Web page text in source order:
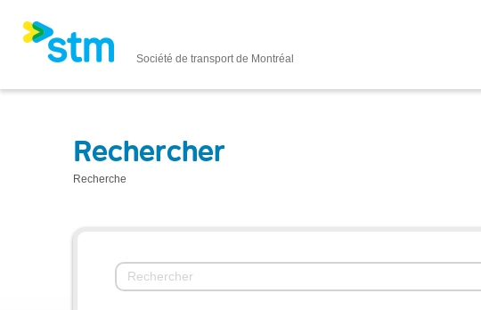
Société de transport de Montréal
Rechercher
Recherche